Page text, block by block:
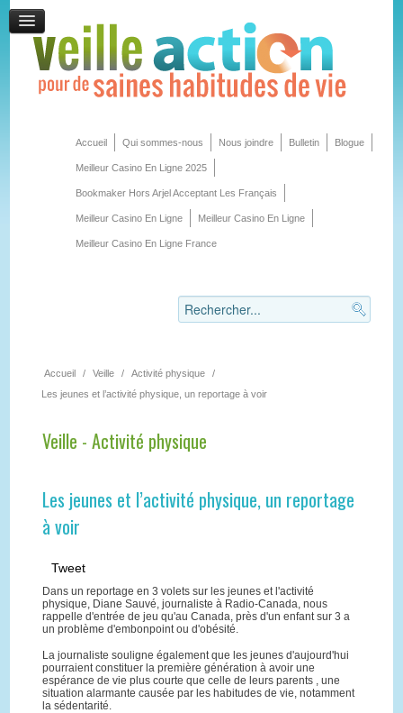
Accueil Qui sommes-nous Nous joindre Bulletin Blogue
Meilleur Casino En Ligne 2025
Bookmaker Hors Arjel Acceptant Les Français
Meilleur Casino En Ligne Meilleur Casino En Ligne
Meilleur Casino En Ligne France
Accueil / Veille / Activité physique
/
Les jeunes et l’activité physique, un reportage à voir
Veille - Activité physique
Les jeunes et l’activité physique, un reportage
à voir
Tweet
Dans un reportage en 3 volets sur les jeunes et l'activité
physique, Diane Sauvé, journaliste à Radio-Canada, nous
rappelle d'entrée de jeu qu'au Canada, près d'un enfant sur 3 a
un problème d'embonpoint ou d'obésité.
La journaliste souligne également que les jeunes d'aujourd'hui
pourraient constituer la première génération à avoir une
espérance de vie plus courte que celle de leurs parents , une
situation alarmante causée par les habitudes de vie, notamment
la sédentarité.